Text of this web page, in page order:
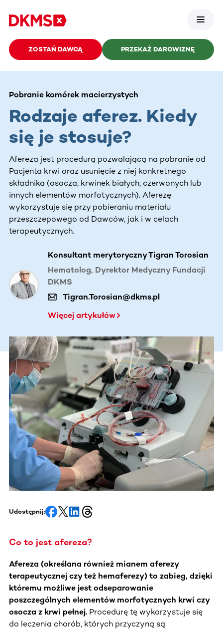
ZOSTAŃ DAWCĄ PRZEKAŻ DAROWIZNĘ
Pobranie komórek macierzystych
Rodzaje aferez. Kiedy
się je stosuje?
Afereza jest procedurą pozwalającą na pobranie od
Pacjenta krwi oraz usunięcie z niej konkretnego
składnika (osocza, krwinek białych, czerwonych lub
innych elementów morfotycznych). Aferezę
wykorzystuje się przy pobieraniu materiału
przeszczepowego od Dawców, jak i w celach
terapeutycznych.
Konsultant merytoryczny Tigran Torosian
Hematolog, Dyrektor Medyczny Fundacji
DKMS
Tigran.Torosian@dkms.pl
Więcej artykułów
Udostępnij:
Co to jest afereza?
Afereza (określana również mianem aferezy
terapeutycznej czy też hemaferezy) to zabieg, dzięki
któremu możliwe jest odseparowanie
poszczególnych elementów morfotycznych krwi czy
osocza z krwi pełnej. Procedurę tę wykorzystuje się
do leczenia chorób, których przyczyną są